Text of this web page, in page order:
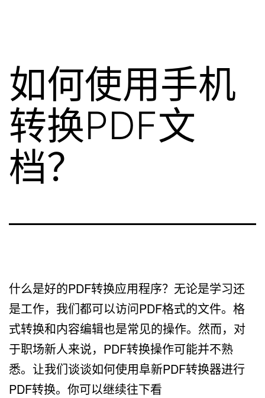
如何使用手机
转换PDF文
档？
什么是好的PDF转换应用程序？无论是学习还
是工作，我们都可以访问PDF格式的文件。格
式转换和内容编辑也是常见的操作。然而，对
于职场新人来说，PDF转换操作可能并不熟
悉。让我们谈谈如何使用阜新PDF转换器进行
PDF转换。你可以继续往下看